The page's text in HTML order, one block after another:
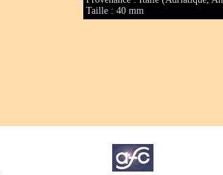
Taille : 40 mm